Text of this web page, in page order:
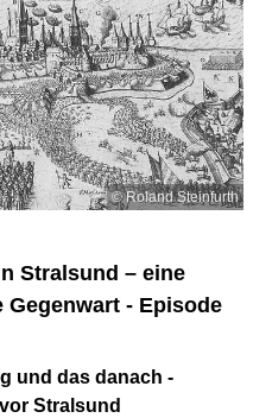
© Roland Steinfurth
Stralsund – eine
- Episode
und das danach -
Stralsund